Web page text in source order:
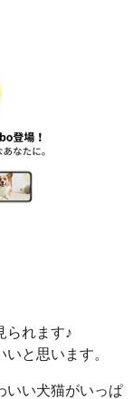
られます♪
と思います。
いい犬猫がいっぱ